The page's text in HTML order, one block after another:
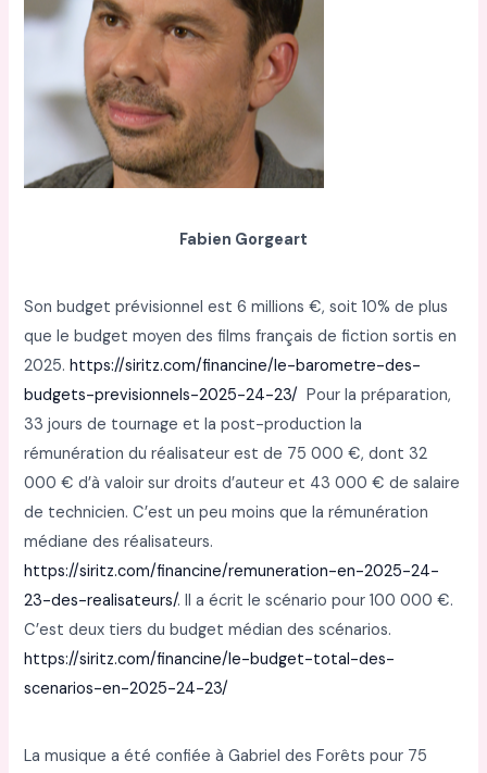
Fabien Gorgeart
Son budget prévisionnel est 6 millions €, soit 10% de plus
que le budget moyen des films français de fiction sortis en
2025.https://siritz.com/financine/le-barometre-des-
budgets-previsionnels-2025-24-23/ Pour la préparation,
33 jours de tournage et la post-production la
rémunération du réalisateur est de 75 000 €, dont 32
000 € d’à valoir sur droits d’auteur et 43 000 € de salaire
de technicien. C’est un peu moins que la rémunération
médiane des réalisateurs.
https://siritz.com/financine/remuneration-en-2025-24-
23-des-realisateurs/. Il a écrit le scénario pour 100 000 €.
C’est deux tiers du budget médian des scénarios.
https://siritz.com/financine/le-budget-total-des-
scenarios-en-2025-24-23/
La musique a été confiée à Gabriel des Forêts pour 75